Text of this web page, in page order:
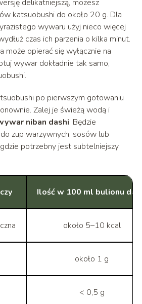
delikatniejszą, możesz
katsuobushi do około 20 g. Dla
wywaru użyj nieco więcej
czas ich parzenia o kilka minut.
opierać się wyłącznie na
wywar dokładnie tak samo,
po pierwszym gotowaniu
Zalej je świeżą wodą i
niban dashi. Będzie
zup warzywnych, sosów lub
potrzebny jest subtelniejszy
Ilość w 100 ml bulionu
około 5–10 kcal
około 1 g
< 0,5 g